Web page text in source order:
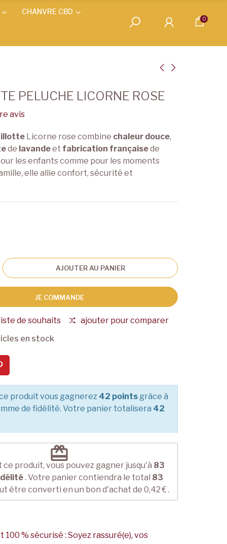
CHANVRE CBD
0
PELUCHE LICORNE ROSE
avis
Licorne rose combine chaleur douce,
de lavandeet fabrication françaisede
les enfants comme pour les moments
elle allie confort, sécurité et
AJOUTER AU PANIER
JE COMMANDE
de souhaits
ajouter pour comparer
en stock
produit vous gagnerez 42 pointsgrâce à
de fidélité. Votre panier totalisera 42
redeem
ce produit, vous pouvez gagner jusqu'à 83
. Votre panier contiendra le total 83
être converti en un bon d'achat de 0,42 € .
100 % sécurisé : Soyez rassuré(e), vos